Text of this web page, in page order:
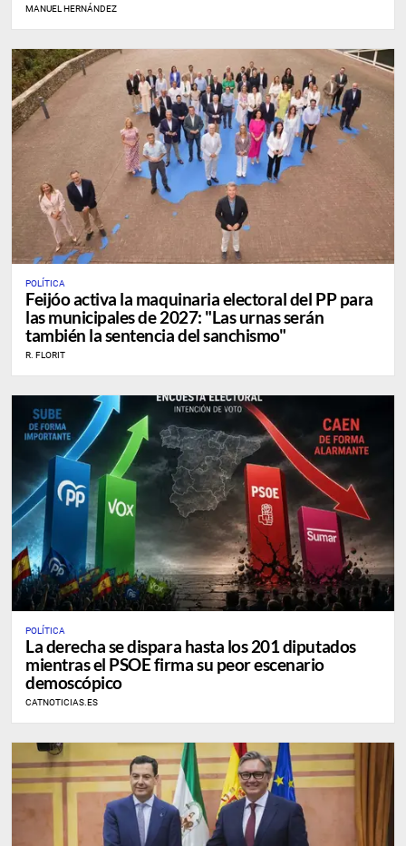
MANUEL HERNÁNDEZ
POLÍTICA
Feijóo activa la maquinaria electoral del PP para
las municipales de 2027: "Las urnas serán
también la sentencia del sanchismo"
R. FLORIT
POLÍTICA
La derecha se dispara hasta los 201 diputados
mientras el PSOE firma su peor escenario
demoscópico
CATNOTICIAS.ES